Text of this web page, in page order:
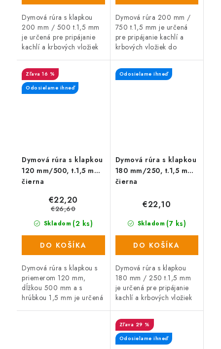
Dymová rúra s klapkou
200 mm / 500 t.1,5 mm
je určená pre pripájanie
kachlí a krbových vložiek
Dymová rúra 200 mm /
750 t.1,5 mm je určená
pre pripájanie kachlí a
krbových vložiek do
Dymová rúra s klapkou
120 mm/500, t.1,5 mm,
čierna
16 %
Odosielame ihneď
Skladom (2 ks)
€22,20
€26,60
DO KOŠÍKA
Dymová rúra s klapkou s
priemerom 120 mm,
dĺžkou 500 mm a s
hrúbkou 1,5 mm je určená
Dymová rúra s klapkou
180 mm/250, t.1,5 mm,
čierna
Odosielame ihneď
Skladom (7 ks)
€22,10
DO KOŠÍKA
Dymová rúra s klapkou
180 mm / 250 t.1,5 mm
je určená pre pripájanie
kachlí a krbových vložiek
29 %
Odosielame ihneď